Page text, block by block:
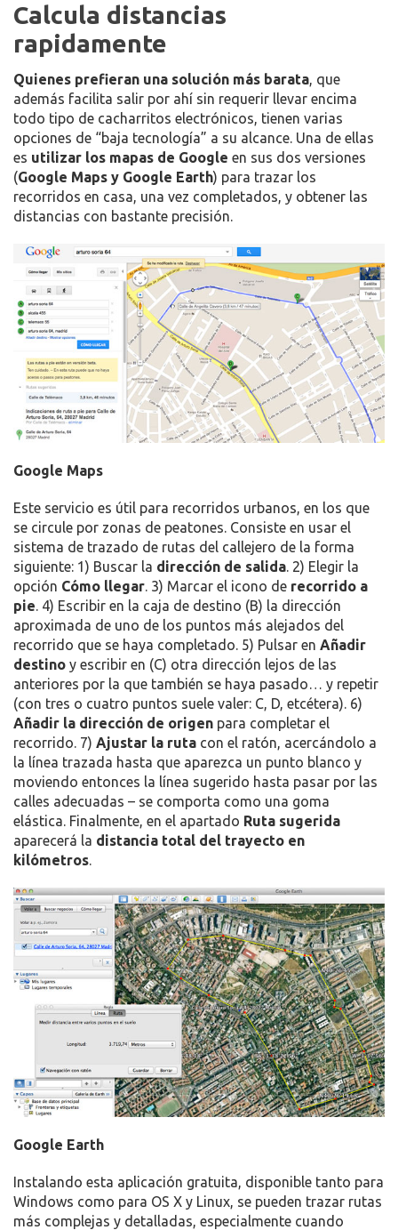
Calcula distancias
rapidamente
Quienes prefieran una solución más barata, que
además facilita salir por ahí sin requerir llevar encima
todo tipo de cacharritos electrónicos, tienen varias
opciones de “baja tecnología” a su alcance. Una de ellas
es utilizar los mapas de Google en sus dos versiones
(Google Maps y Google Earth) para trazar los
recorridos en casa, una vez completados, y obtener las
distancias con bastante precisión.
Google Maps
Este servicio es útil para recorridos urbanos, en los que
se circule por zonas de peatones. Consiste en usar el
sistema de trazado de rutas del callejero de la forma
siguiente: 1) Buscar la dirección de salida. 2) Elegir la
opción Cómo llegar. 3) Marcar el icono de recorrido a
pie. 4) Escribir en la caja de destino (B) la dirección
aproximada de uno de los puntos más alejados del
recorrido que se haya completado. 5) Pulsar en Añadir
destino y escribir en (C) otra dirección lejos de las
anteriores por la que también se haya pasado… y repetir
(con tres o cuatro puntos suele valer: C, D, etcétera). 6)
Añadir la dirección de origen para completar el
recorrido. 7) Ajustar la ruta con el ratón, acercándolo a
la línea trazada hasta que aparezca un punto blanco y
moviendo entonces la línea sugerido hasta pasar por las
calles adecuadas – se comporta como una goma
elástica. Finalmente, en el apartado Ruta sugerida
aparecerá la distancia total del trayecto en
kilómetros.
Google Earth
Instalando esta aplicación gratuita, disponible tanto para
Windows como para OS X y Linux, se pueden trazar rutas
más complejas y detalladas, especialmente cuando